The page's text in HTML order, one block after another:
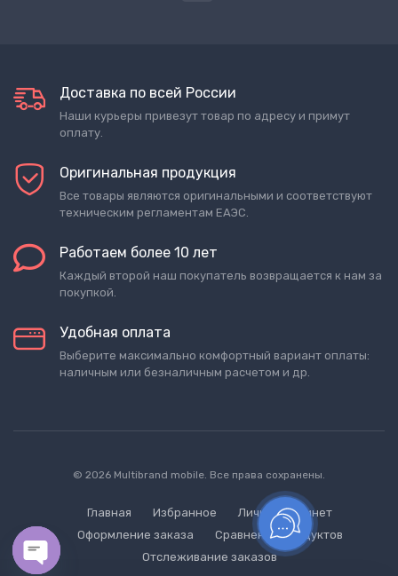
Доставка по всей России
Наши курьеры привезут товар по адресу и примут
оплату.
Оригинальная продукция
Все товары являются оригинальными и соответствуют
техническим регламентам ЕАЭС.
Работаем более 10 лет
Каждый второй наш покупатель возвращается к нам за
покупкой.
Удобная оплата
Выберите максимально комфортный вариант оплаты:
наличным или безналичным расчетом и др.
© 2026 Multibrand mobile. Все права сохранены.
Главная Избранное
Личный кабинет
Оформление заказа
Сравнение продуктов
Отслеживание заказов